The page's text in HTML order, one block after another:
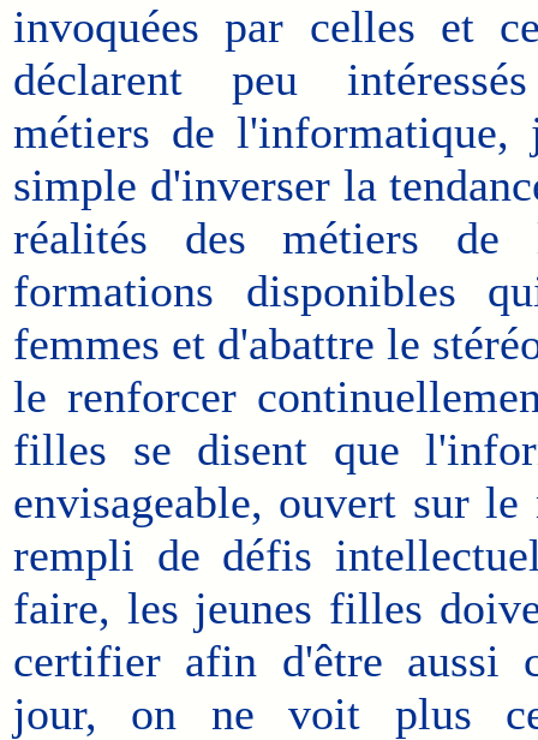
invoquées par celles et
déclarent peu
métiers de
simple d'inverser la
réalités des métiers de
formations disponibles
femmes et d'abattre le
le renforcer
filles se disent que
envisageable, ouvert sur
rempli de défis
faire, les jeunes filles
certifier afin d'être aussi
jour, on ne voit plus